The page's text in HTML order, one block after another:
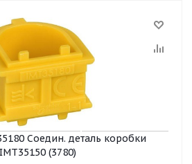
Соедин. деталь коробки
IMT35150 (3780)